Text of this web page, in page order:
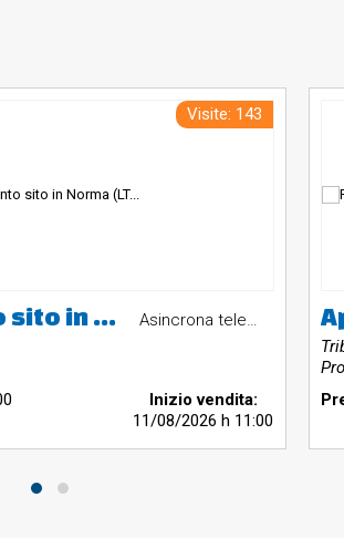
Visite: 143
Appartamento sito in Norma (LT), Via Michelangelo Buonarroti n. 67, piano secondo, interno 8. Immobile censito al Catasto Fabbricati del Comune di Norma, foglio 19, particella 1090, subalterno 10, categoria A/3, classe 4, vani 4,5, rendita catastale euro 278,93. L'immobile è composto da ingresso, soggiorno, cucina, due camere da letto, bagno e ripostiglio. Pertinenza: cantina al piano seminterrato, foglio 19, particella 1090, subalterno 14, categoria C/2. Valore di stima: euro 65.504,00. Asincrona telematica
Inizio vendita:
11/08/2026 h 11:00